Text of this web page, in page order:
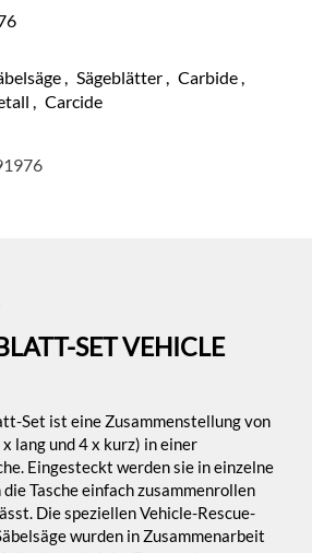
, Sägeblätter, Carbide,
, Carcide
SET VEHICLE
Set ist eine Zusammenstellung von
lang und 4 x kurz) in einer
Eingesteckt werden sie in einzelne
die Tasche einfach zusammenrollen
Die speziellen Vehicle-Rescue-
wurden in Zusammenarbeit